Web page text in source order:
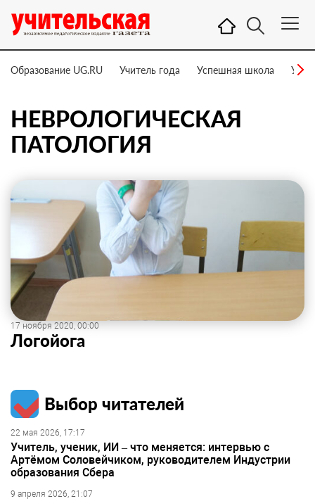
Образование UG.RU Учитель года Успешная школа
НЕВРОЛОГИЧЕСКАЯ
ПАТОЛОГИЯ
17 ноября 2020, 00:00
Логойога
Выбор читателей
22 мая 2026, 17:17
Учитель, ученик, ИИ – что меняется: интервью с
Артёмом Соловейчиком, руководителем Индустрии
образования Сбера
9 апреля 2026, 21:07